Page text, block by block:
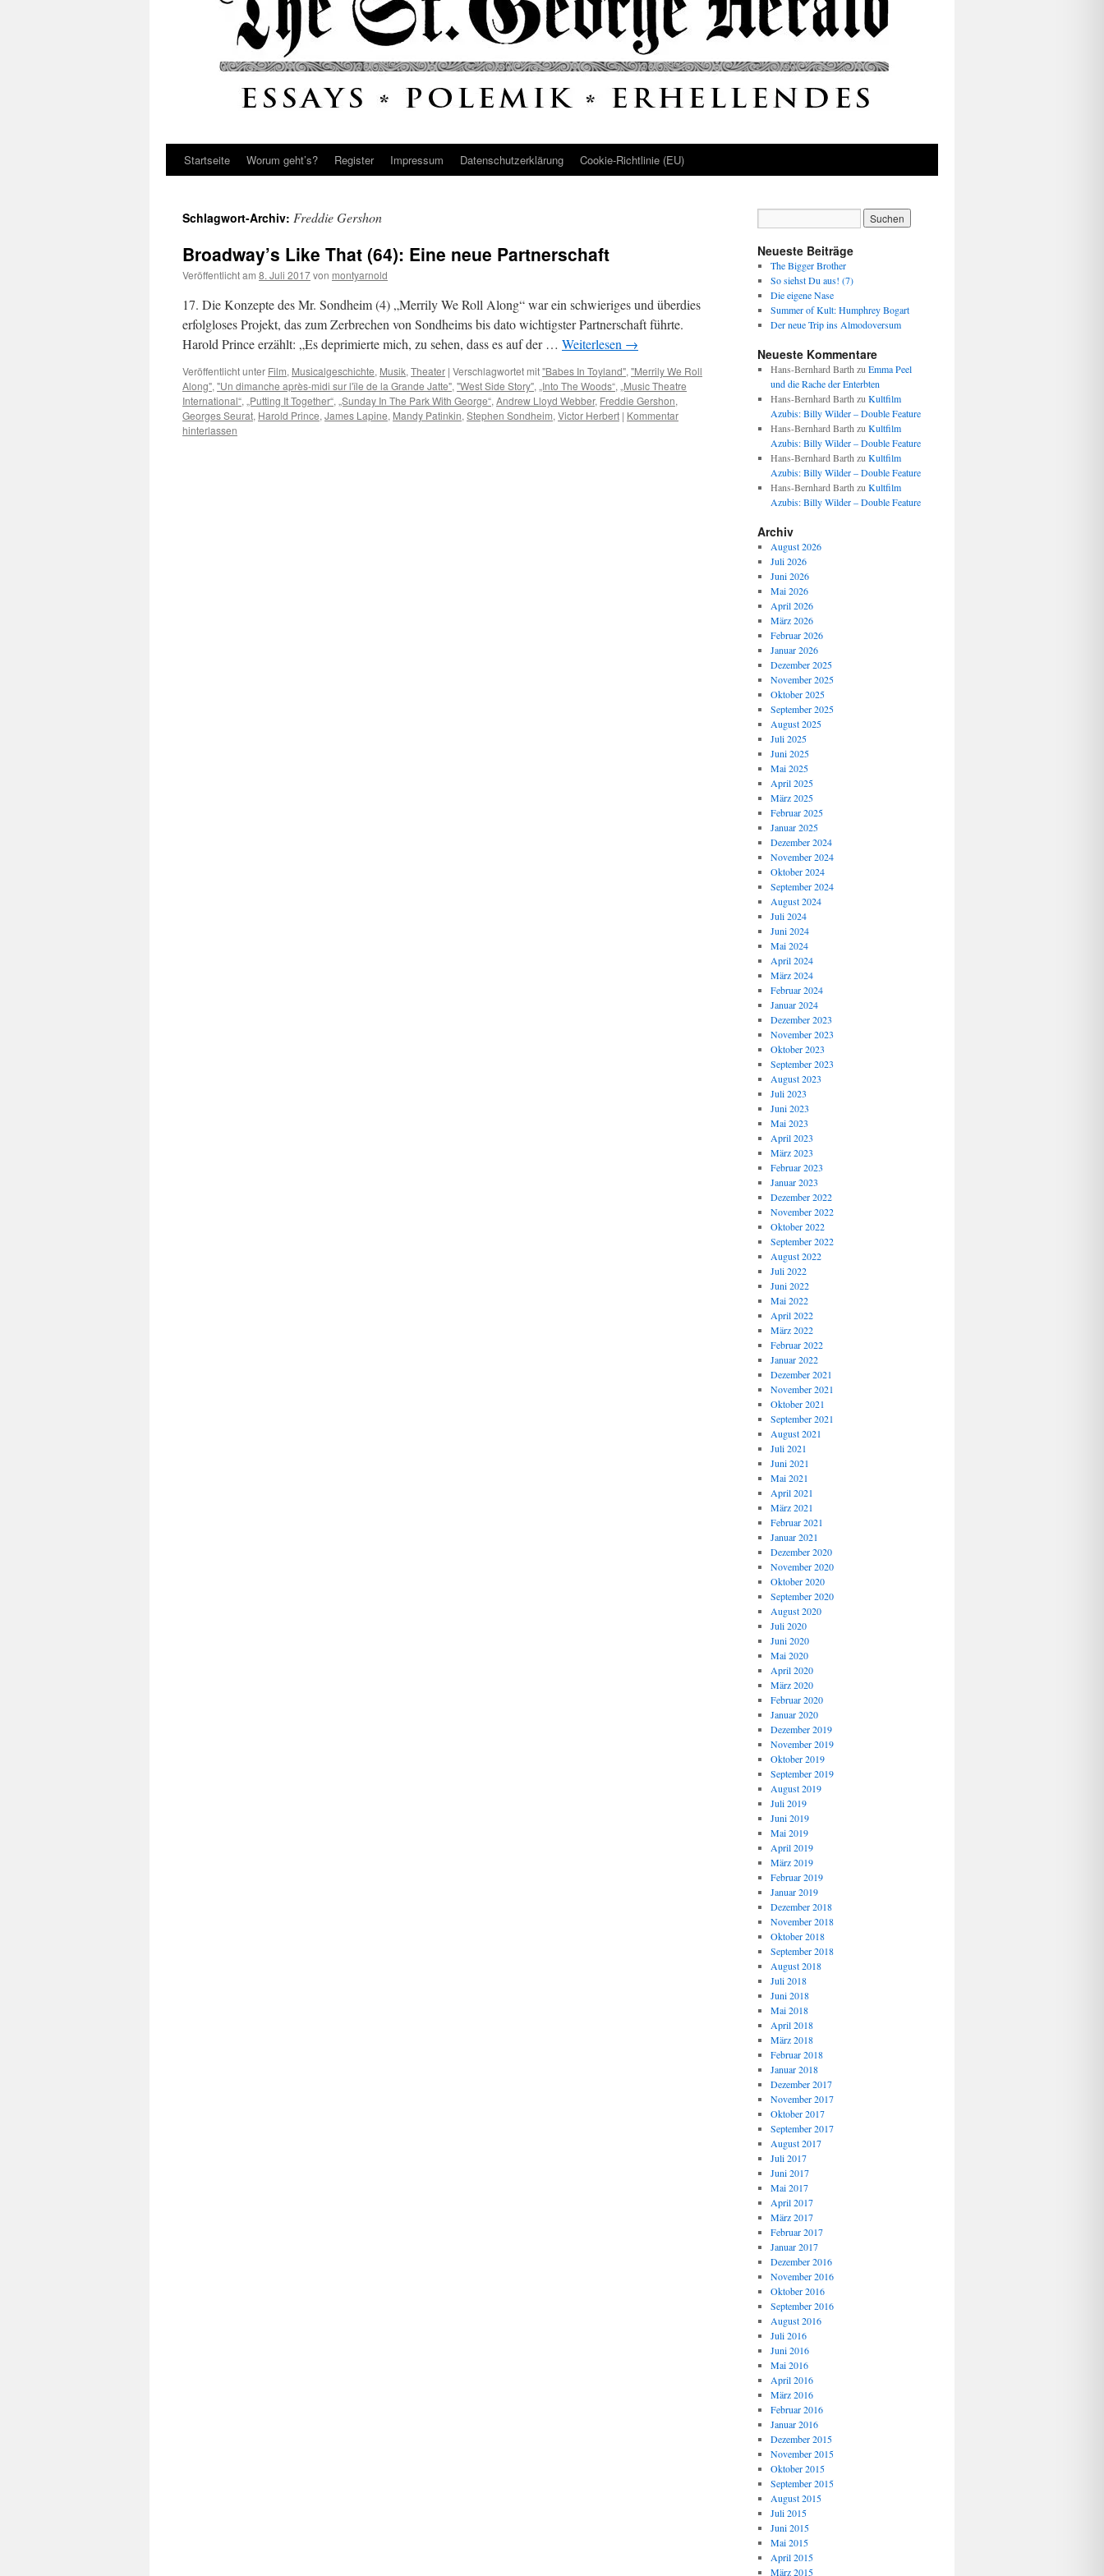
Startseite Worum geht’s? Register Impressum Datenschutz­erklärung Cookie-Richtlinie (EU)
Schlagwort-Archiv: Freddie Gershon
Broadway’s Like That (64): Eine neue Partnerschaft
Veröffentlicht am 8. Juli 2017von montyarnold
17. Die Konzepte des Mr. Sondheim (4) „Merrily We Roll Along“ war ein schwieriges und überdies
erfolgloses Projekt, das zum Zerbrechen von Sondheims bis dato wichtigster Partnerschaft führte.
Harold Prince erzählt: „Es deprimierte mich, zu sehen, dass es auf der … Weiterlesen →
Veröffentlicht unter Film, Musicalgeschichte, Musik, Theater | Verschlagwortet mit"Babes In Toyland", "Merrily We Roll
Along", "Un dimanche après-midi sur l'île de la Grande Jatte", "West Side Story", „Into The Woods“, „Music Theatre
International“, „Putting It Together“, „Sunday In The Park With George“, Andrew Lloyd Webber, Freddie Gershon,
Georges Seurat, Harold Prince, James Lapine, Mandy Patinkin, Stephen Sondheim, Victor Herbert | Kommentar
hinterlassen
Neueste Beiträge
The Bigger Brother
So siehst Du aus! (7)
Die eigene Nase
Summer of Kult: Humphrey Bogart
Der neue Trip ins Almodoversum
Neueste Kommentare
Hans-Bernhard Barth zu Emma Peel
und die Rache der Enterbten
Hans-Bernhard Barth zu Kultfilm
Azubis: Billy Wilder – Double Feature
Hans-Bernhard Barth zu Kultfilm
Azubis: Billy Wilder – Double Feature
Hans-Bernhard Barth zu Kultfilm
Azubis: Billy Wilder – Double Feature
Hans-Bernhard Barth zu Kultfilm
Azubis: Billy Wilder – Double Feature
Archiv
August 2026
Juli 2026
Juni 2026
Mai 2026
April 2026
März 2026
Februar 2026
Januar 2026
Dezember 2025
November 2025
Oktober 2025
September 2025
August 2025
Juli 2025
Juni 2025
Mai 2025
April 2025
März 2025
Februar 2025
Januar 2025
Dezember 2024
November 2024
Oktober 2024
September 2024
August 2024
Juli 2024
Juni 2024
Mai 2024
April 2024
März 2024
Februar 2024
Januar 2024
Dezember 2023
November 2023
Oktober 2023
September 2023
August 2023
Juli 2023
Juni 2023
Mai 2023
April 2023
März 2023
Februar 2023
Januar 2023
Dezember 2022
November 2022
Oktober 2022
September 2022
August 2022
Juli 2022
Juni 2022
Mai 2022
April 2022
März 2022
Februar 2022
Januar 2022
Dezember 2021
November 2021
Oktober 2021
September 2021
August 2021
Juli 2021
Juni 2021
Mai 2021
April 2021
März 2021
Februar 2021
Januar 2021
Dezember 2020
November 2020
Oktober 2020
September 2020
August 2020
Juli 2020
Juni 2020
Mai 2020
April 2020
März 2020
Februar 2020
Januar 2020
Dezember 2019
November 2019
Oktober 2019
September 2019
August 2019
Juli 2019
Juni 2019
Mai 2019
April 2019
März 2019
Februar 2019
Januar 2019
Dezember 2018
November 2018
Oktober 2018
September 2018
August 2018
Juli 2018
Juni 2018
Mai 2018
April 2018
März 2018
Februar 2018
Januar 2018
Dezember 2017
November 2017
Oktober 2017
September 2017
August 2017
Juli 2017
Juni 2017
Mai 2017
April 2017
März 2017
Februar 2017
Januar 2017
Dezember 2016
November 2016
Oktober 2016
September 2016
August 2016
Juli 2016
Juni 2016
Mai 2016
April 2016
März 2016
Februar 2016
Januar 2016
Dezember 2015
November 2015
Oktober 2015
September 2015
August 2015
Juli 2015
Juni 2015
Mai 2015
April 2015
März 2015